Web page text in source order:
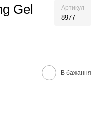
Gel
Артикул
8977
В бажання